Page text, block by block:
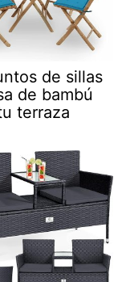
de sillas
de bambú
terraza